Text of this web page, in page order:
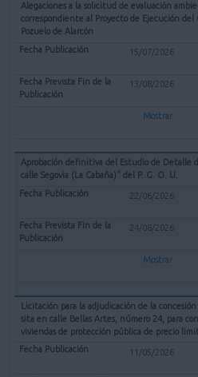
Alegaciones a la solicitud de evaluación
correspondiente al Proyecto de Ejecución
Pozuelo de Alarcón
15/07/2026
13/08/2026
Mostrar
Aprobación definitiva del Estudio de Detalle
calle Segovia (La Cabaña)" del P. G. O. U.
22/06/2026
24/08/2026
Mostrar
Licitación para la adjudicación de la
sita en calle Bellas Artes, número 24, para
viviendas de protección pública de precio
11/05/2026